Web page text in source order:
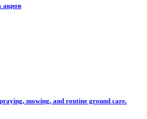
акров
mowing, and routine ground care.